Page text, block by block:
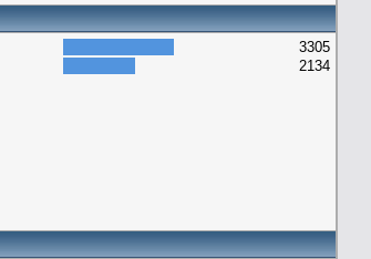
3305
2134